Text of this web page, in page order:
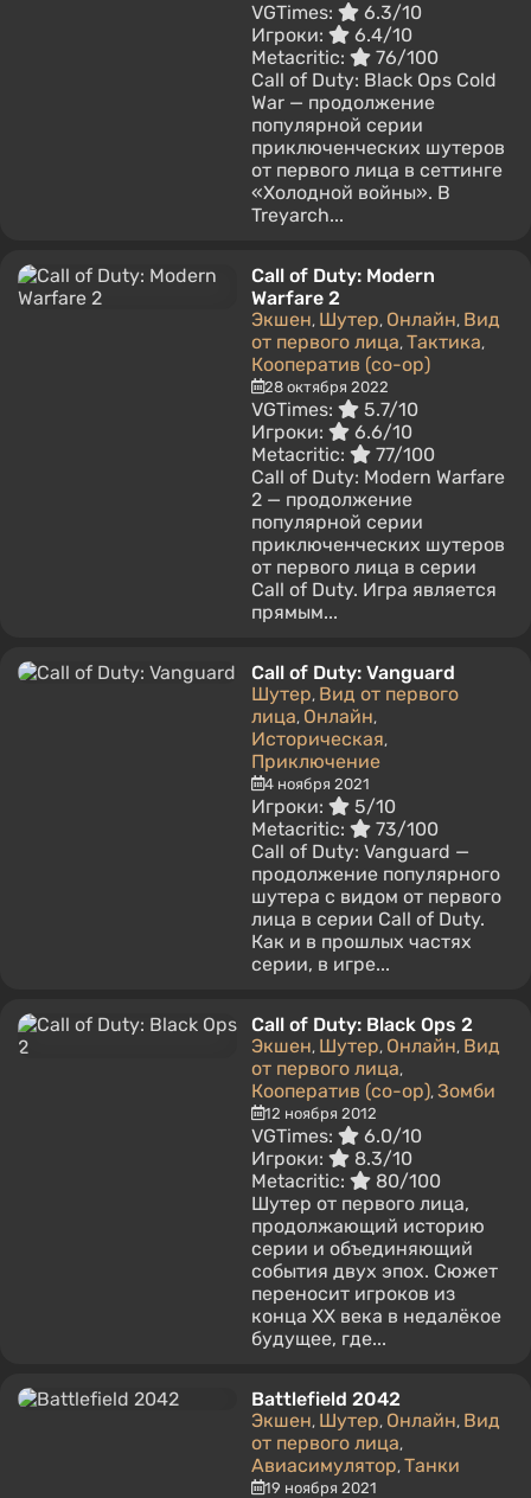
VGTimes:
6.3/10
Игроки:
6.4/10
Metacritic:
76/100
Call of Duty: Black Ops Cold
War — продолжение
популярной серии
приключенческих шутеров
от первого лица в сеттинге
«Холодной войны». В
Treyarch...
Call of Duty: Modern
Warfare 2
Экшен, Шутер, Онлайн, Вид
от первого лица, Тактика,
Кооператив (co-op)
28 октября 2022
VGTimes:
5.7/10
Игроки:
6.6/10
Metacritic:
77/100
Call of Duty: Modern Warfare
2 — продолжение
популярной серии
приключенческих шутеров
от первого лица в серии
Call of Duty. Игра является
прямым...
Call of Duty: Vanguard
Шутер, Вид от первого
лица, Онлайн,
Историческая,
Приключение
4 ноября 2021
Игроки:
5/10
Metacritic:
73/100
Call of Duty: Vanguard —
продолжение популярного
шутера с видом от первого
лица в серии Call of Duty.
Как и в прошлых частях
серии, в игре...
Call of Duty: Black Ops 2
Экшен, Шутер, Онлайн, Вид
от первого лица,
Кооператив (co-op), Зомби
12 ноября 2012
VGTimes:
6.0/10
Игроки:
8.3/10
Metacritic:
80/100
Шутер от первого лица,
продолжающий историю
серии и объединяющий
события двух эпох. Сюжет
переносит игроков из
конца XX века в недалёкое
будущее, где...
Battlefield 2042
Экшен, Шутер, Онлайн, Вид
от первого лица,
Авиасимулятор, Танки
19 ноября 2021